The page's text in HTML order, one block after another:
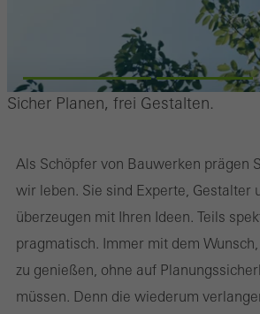
Sicher Planen, frei Gestalten.
Als Schöpfer von Bauwerken prägen
wir leben. Sie sind Experte, Gestalter
überzeugen mit Ihren Ideen. Teils
pragmatisch. Immer mit dem
zu genießen, ohne auf
müssen. Denn die wiederum